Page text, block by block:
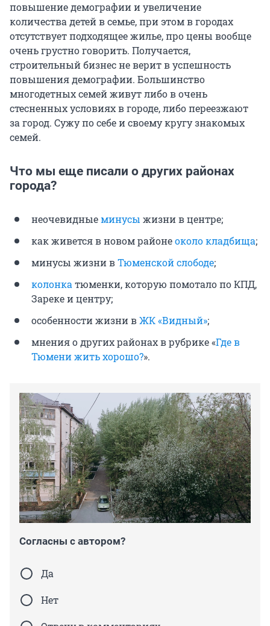
повышение демографии и увеличение
количества детей в семье, при этом в городах
отсутствует подходящее жилье, про цены вообще
очень грустно говорить. Получается,
строительный бизнес не верит в успешность
повышения демографии. Большинство
многодетных семей живут либо в очень
стесненных условиях в городе, либо переезжают
за город. Сужу по себе и своему кругу знакомых
семей.
Что мы еще писали о других районах
города?
неочевидныеминусы жизни в центре;
как живется в новом районеоколо кладбища;
минусы жизни вТюменской слободе;
колонкатюменки, которую помотало по КПД,
Зареке и центру;
особенности жизни вЖК «Видный»;
мнения о других районах в рубрике «Где в
Тюмени жить хорошо?».
Согласны с автором?
Да
Нет